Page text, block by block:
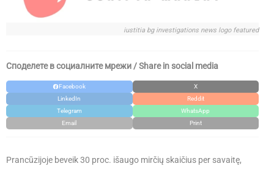
iustitia bg investigations news logo featured
Споделете в социалните мрежи / Share in social media
Facebook
X
LinkedIn
Reddit
Telegram
WhatsApp
Email
Print
​Prancūzijoje beveik 30 proc. išaugo mirčių skaičius per savaitę,